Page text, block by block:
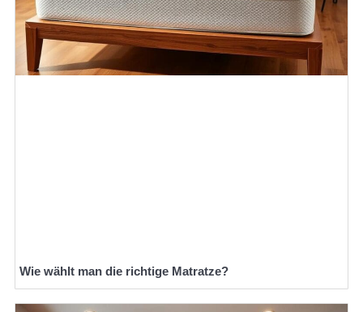
Wie wählt man die richtige Matratze?